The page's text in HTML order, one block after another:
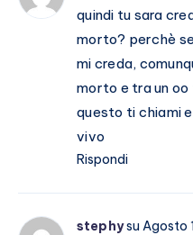
quindi tu sara
morto? perchè
mi creda,
morto e tra un oo
questo ti chiami
vivo
Rispondi
stephysu Agosto